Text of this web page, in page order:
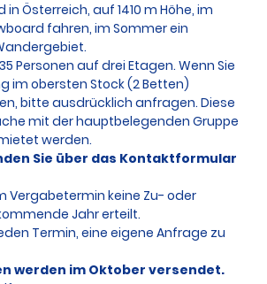
in Österreich, auf 1410 m Höhe, im
fahren, im Sommer ein
Personen auf drei Etagen. Wenn Sie
im obersten Stock (2 Betten)
bitte ausdrücklich anfragen. Diese
mit der hauptbelegenden Gruppe
werden.
Sie über das Kontaktformular
Vergabetermin keine Zu- oder
Jahr erteilt.
Termin, eine eigene Anfrage zu
werden im Oktober versendet.